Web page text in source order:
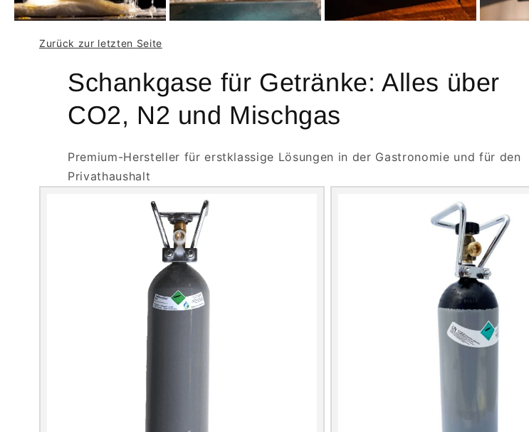
Zurück zur letzten Seite
Schankgase für Getränke: Alles über
CO2, N2 und Mischgas
Premium-Hersteller für erstklassige Lösungen in der Gastronomie und für den
Privathaushalt